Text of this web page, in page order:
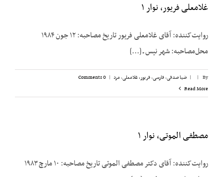
غلامعلی فریور، نوار ۱
روایت‌کننده: آقای غلامعلی فریور تاریخ مصاحبه: ۱۲ جون ۱۹۸۴
محل‌مصاحبه: شهر نیس ـ [...]
By
|
| ضیا صدقی,فارسی,فریور، غلامعلی,مرد |
0 Comments
Read More
مصطفی الموتی، نوار ۱
روایت‌کننده: آقای دکتر مصطفی الموتی تاریخ مصاحبه: ۱۰ مارچ ۱۹۸۳